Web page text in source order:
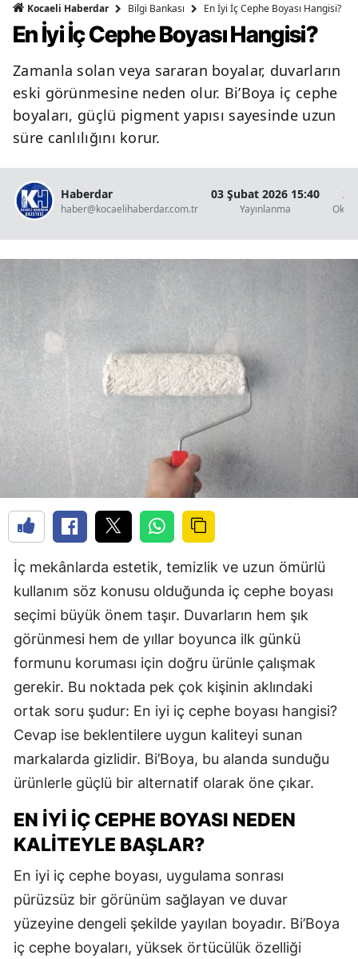
Kocaeli Haberdar Bilgi Bankası En İyi İç Cephe Boyası Hangisi?
En İyi İç Cephe Boyası Hangisi?
Zamanla solan veya sararan boyalar, duvarların
eski görünmesine neden olur. Bi’Boya iç cephe
boyaları, güçlü pigment yapısı sayesinde uzun
süre canlılığını korur.
Haberdar
haber@kocaelihaberdar.com.tr
03 Şubat 2026 15:40
Yayınlanma
2
İç mekânlarda estetik, temizlik ve uzun ömürlü
kullanım söz konusu olduğunda iç cephe boyası
seçimi büyük önem taşır. Duvarların hem şık
görünmesi hem de yıllar boyunca ilk günkü
formunu koruması için doğru ürünle çalışmak
gerekir. Bu noktada pek çok kişinin aklındaki
ortak soru şudur: En iyi iç cephe boyası hangisi?
Cevap ise beklentilere uygun kaliteyi sunan
markalarda gizlidir. Bi’Boya, bu alanda sunduğu
ürünlerle güçlü bir alternatif olarak öne çıkar.
EN İYI İÇ CEPHE BOYASI NEDEN
KALITEYLE BAŞLAR?
En iyi iç cephe boyası, uygulama sonrası
pürüzsüz bir görünüm sağlayan ve duvar
yüzeyine dengeli şekilde yayılan boyadır. Bi’Boya
iç cephe boyaları, yüksek örtücülük özelliği